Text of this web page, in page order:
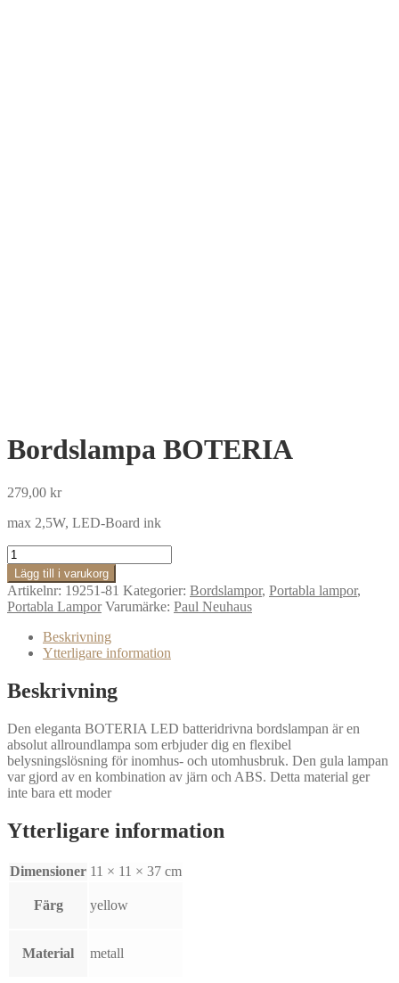
Bordslampa BOTERIA
279,00 kr
max 2,5W, LED-Board ink
Bordslampa
BOTERIA
mängd
Lägg till i varukorg
Artikelnr: 19251-81 Kategorier: Bordslampor, Portabla lampor,
Portabla Lampor Varumärke: Paul Neuhaus
Beskrivning
Ytterligare information
Beskrivning
Den eleganta BOTERIA LED batteridrivna bordslampan är en
absolut allroundlampa som erbjuder dig en flexibel
belysningslösning för inomhus- och utomhusbruk. Den gula lampan
var gjord av en kombination av järn och ABS. Detta material ger
inte bara ett moder
Ytterligare information
Dimensioner 11 × 11 × 37 cm
Färg yellow
Material metall